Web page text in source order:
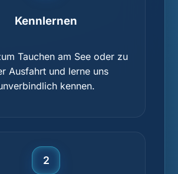
Kennlernen
Tauchen am See oder zu
Ausfahrt und lerne uns
kennen.
2